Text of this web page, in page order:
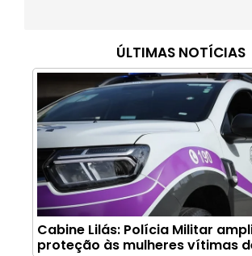
ÚLTIMAS NOTÍCIAS
Cabine Lilás: Polícia Militar
proteção às mulheres vítimas